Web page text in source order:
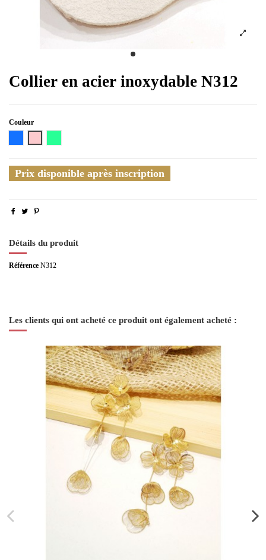
Collier en acier inoxydable N312
Couleur
Prix disponible après inscription
Détails du produit
Référence N312
Les clients qui ont acheté ce produit ont également acheté :